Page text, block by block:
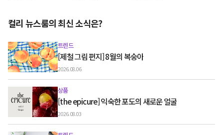
컬리 뉴스룸의 최신 소식은?
트렌드
[제철 그림 편지] 8월의 복숭아
2026.08.06
상품
[the epicure] 익숙한 포도의 새로운 얼굴
2026.08.03